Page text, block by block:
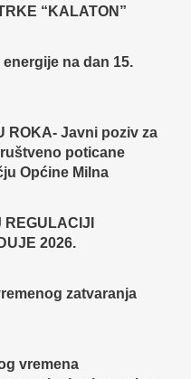
“KALATON”
na dan 15.
ROKA- Javni poziv za
poticane
Općine Milna
2026.
zatvaranja
vremena